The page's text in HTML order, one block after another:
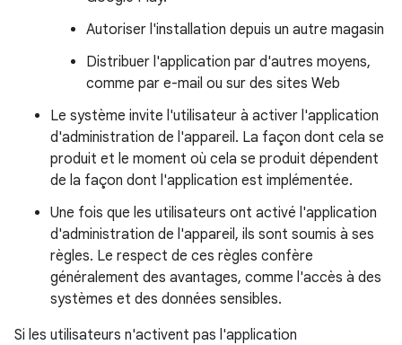
Autoriser l'installation depuis un autre magasin
Distribuer l'application par d'autres moyens,
comme par e-mail ou sur des sites Web
Le système invite l'utilisateur à activer l'application
d'administration de l'appareil. La façon dont cela se
produit et le moment où cela se produit dépendent
de la façon dont l'application est implémentée.
Une fois que les utilisateurs ont activé l'application
d'administration de l'appareil, ils sont soumis à ses
règles. Le respect de ces règles confère
généralement des avantages, comme l'accès à des
systèmes et des données sensibles.
Si les utilisateurs n'activent pas l'application